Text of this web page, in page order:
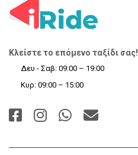
Κλείστε το επόμενο ταξίδι σας!
Δευ - Σαβ: 09:00 – 19:00
Κυρ: 09:00 – 15:00